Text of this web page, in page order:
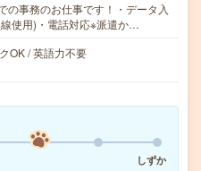
の事務のお仕事です！・データ入
使用)・電話対応※派遣か…
OK / 英語力不要
しずか